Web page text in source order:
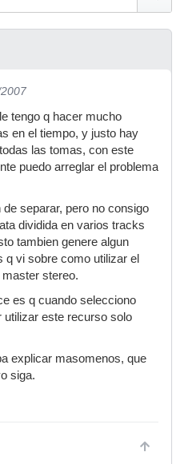
tengo q hacer mucho
en el tiempo, y justo hay
las tomas, con este
puedo arreglar el problema
separar, pero no consigo
dividida en varios tracks
tambien genere algun
q vi sobre como utilizar el
master stereo.
es q cuando selecciono
este recurso solo
explicar masomenos, que
siga.